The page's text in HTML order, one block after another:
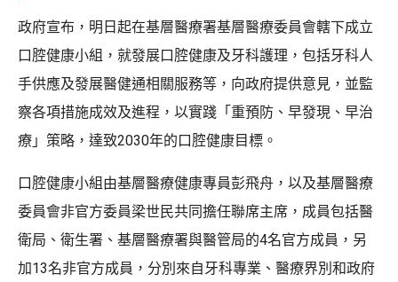
政府宣布，明日起在基層醫療署基層醫療委員會轄下成立
口腔健康小組，就發展口腔健康及牙科護理，包括牙科人
手供應及發展醫健通相關服務等，向政府提供意見，並監
察各項措施成效及進程，以實踐「重預防、早發現、早治
療」策略，達致2030年的口腔健康目標。
口腔健康小組由基層醫療健康專員彭飛舟，以及基層醫療
委員會非官方委員梁世民共同擔任聯席主席，成員包括醫
衛局、衛生署、基層醫療署與醫管局的4名官方成員，另
加13名非官方成員，分別來自牙科專業、醫療界別和政府